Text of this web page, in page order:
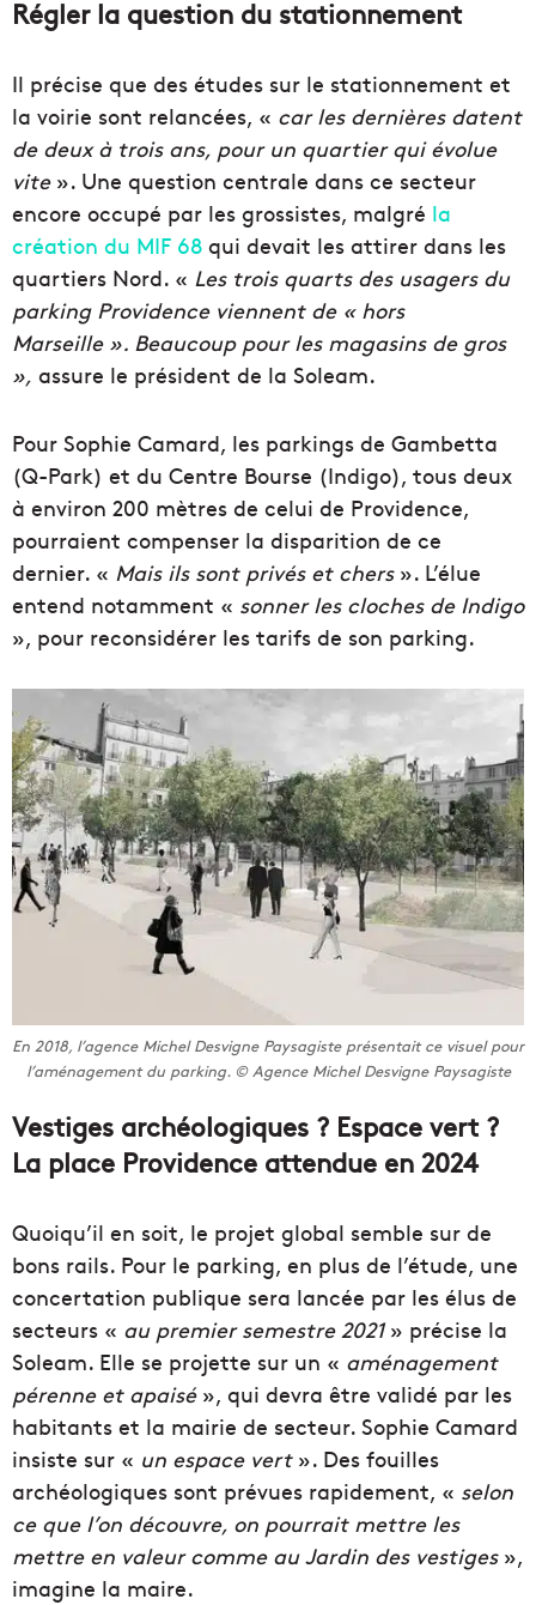
Régler la question du stationnement
Il précise que des études sur le stationnement et
la voirie sont relancées, « car les dernières datent
de deux à trois ans, pour un quartier qui évolue
vite». Une question centrale dans ce secteur
encore occupé par les grossistes, malgré la
création du MIF 68 qui devait les attirer dans les
quartiers Nord. « Les trois quarts des usagers du
parking Providence viennent de « hors
Marseille ». Beaucoup pour les magasins de gros
», assure le président de la Soleam.
Pour Sophie Camard, les parkings de Gambetta
(Q-Park) et du Centre Bourse (Indigo), tous deux
à environ 200 mètres de celui de Providence,
pourraient compenser la disparition de ce
dernier. « Mais ils sont privés et chers». L’élue
entend notamment « sonner les cloches de Indigo
», pour reconsidérer les tarifs de son parking.
En 2018, l’agence Michel Desvigne Paysagiste présentait ce visuel pour
l’aménagement du parking. © Agence Michel Desvigne Paysagiste
Vestiges archéologiques ? Espace vert ?
La place Providence attendue en 2024
Quoiqu’il en soit, le projet global semble sur de
bons rails. Pour le parking, en plus de l’étude, une
concertation publique sera lancée par les élus de
secteurs « au premier semestre 2021» précise la
Soleam. Elle se projette sur un « aménagement
pérenne et apaisé», qui devra être validé par les
habitants et la mairie de secteur. Sophie Camard
insiste sur « un espace vert». Des fouilles
archéologiques sont prévues rapidement, « selon
ce que l’on découvre, on pourrait mettre les
mettre en valeur comme au Jardin des vestiges»,
imagine la maire.